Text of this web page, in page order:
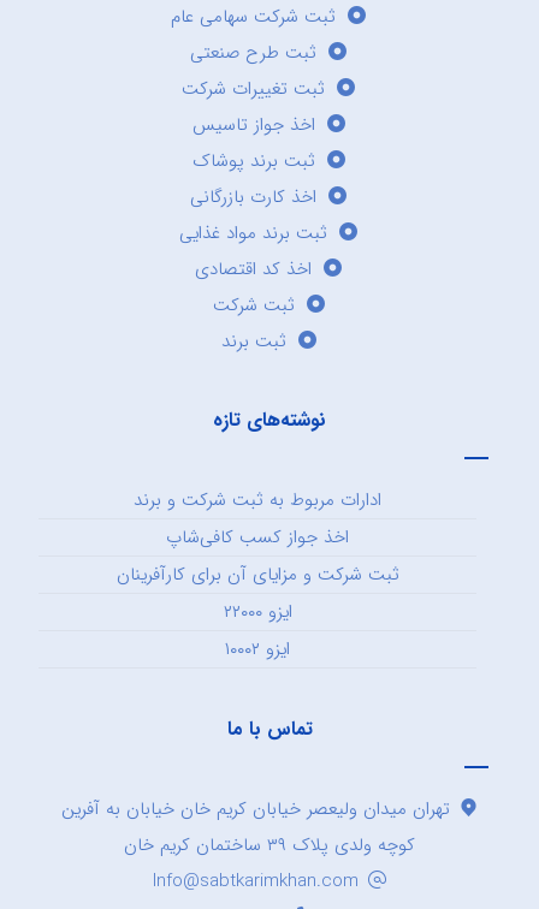
ثبت شرکت سهامی عام
ثبت طرح صنعتی
ثبت تغییرات شرکت
اخذ جواز تاسیس
ثبت برند پوشاک
اخذ کارت بازرگانی
ثبت برند مواد غذایی
اخذ کد اقتصادی
ثبت شرکت
ثبت برند
نوشته‌های تازه
ادارات مربوط به ثبت شرکت و برند
اخذ جواز کسب کافی‌شاپ
ثبت شرکت و مزایای آن برای کارآفرینان
ایزو ۲۲۰۰۰
ایزو ۱۰۰۰۲
تماس با ما
تهران میدان ولیعصر خیابان کریم خان خیابان به آفرین
کوچه ولدی پلاک ۳۹ ساختمان کریم خان
Info@sabtkarimkhan.com